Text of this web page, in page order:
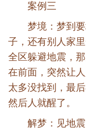
案例三
梦境：梦到
子，还有别人家
全区躲避地震，
在前面，突然让
太多没找到，最
然后人就醒了。
解梦：见地